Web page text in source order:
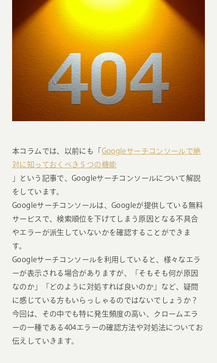
本コラムでは、以前にも「 Googleサーチコンソールで絶
対に知っておくべき５つの機能
」という記事で、Googleサーチコンソールについて解説
をしています。
Googleサーチコンソールは、Googleが提供している無料
サービスで、検索順位を下げてしまう原因となる不具合
やエラーが派生していないかを確認することができま
す。
Googleサーチコンソールを利用していると、様々なエラ
ーが表示される場合がありますが、「そもそも何が原因
なのか」「どのように対処すれば良いのか」など、疑問
に感じている方もいらっしゃるのではないでしょうか？
今回は、その中でも特に発生頻度の高い、クロームエラ
ーの一種である404エラーの確認方法や対処法についてお
伝えしていきます。